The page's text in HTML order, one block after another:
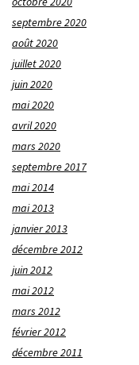
septembre 2020
août 2020
juillet 2020
juin 2020
mai 2020
avril 2020
mars 2020
septembre 2017
mai 2014
mai 2013
janvier 2013
décembre 2012
juin 2012
mai 2012
mars 2012
février 2012
décembre 2011